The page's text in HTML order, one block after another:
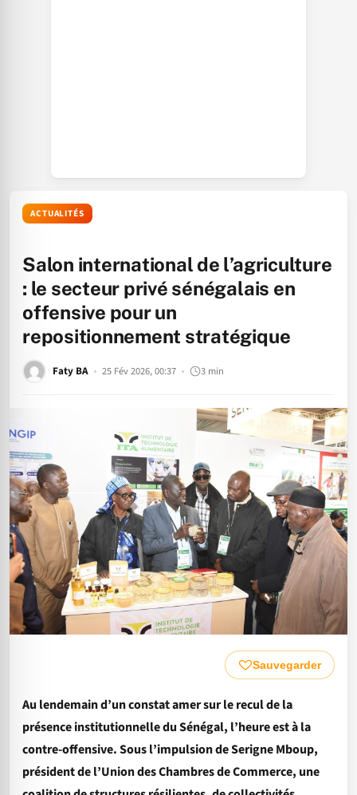
ACTUALITÉS
Salon international de l’agriculture
: le secteur privé sénégalais en
offensive pour un
repositionnement stratégique
Faty BA 25 Fév 2026, 00:37 3 min
Sauvegarder
Au lendemain d’un constat amer sur le recul de la
présence institutionnelle du Sénégal, l’heure est à la
contre-offensive. Sous l’impulsion de Serigne Mboup,
président de l’Union des Chambres de Commerce, une